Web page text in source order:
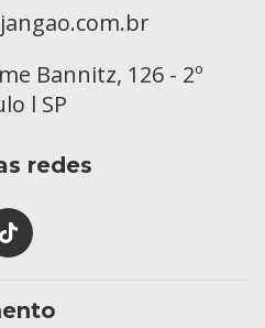
Bannitz, 126 - 2º
l SP
redes